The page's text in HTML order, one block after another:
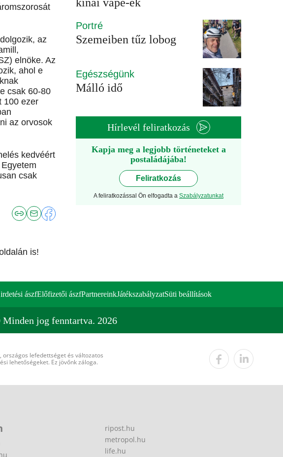
az
elnöke. Az
ahol e
csak 60-80
100 ezer
az orvosok
kedvéért
csak
is!
Portré
Szemeiben tűz lobog
Egészségünk
Málló idő
Hírlevél feliratkozás
Kapja meg a legjobb történeteket a
postaládájába!
Feliratkozás
A feliratkozással Ön elfogadta a Szabályzatunkat
ászfElőfizetői ászfPartnereinkJátékszabályzatSüti beállítások
jog fenntartva. 2026
lefedettséget és változatos
lehetőségeket. Ez jövőnk záloga.
ripost.hu
metropol.hu
life.hu